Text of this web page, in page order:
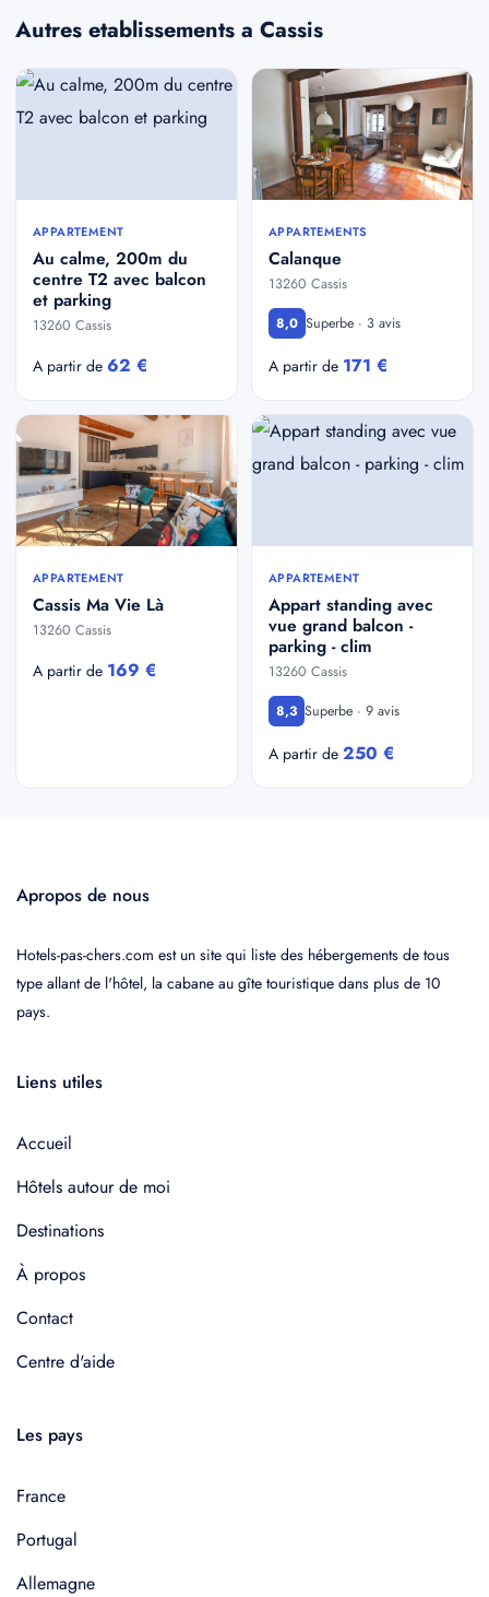
Autres etablissements a Cassis
APPARTEMENT
Au calme, 200m du
centre T2 avec balcon
et parking
13260 Cassis
A partir de 62 €
APPARTEMENTS
Calanque
13260 Cassis
8,0 Superbe · 3 avis
A partir de 171 €
APPARTEMENT
Cassis Ma Vie Là
13260 Cassis
A partir de 169 €
APPARTEMENT
Appart standing avec
vue grand balcon -
parking - clim
13260 Cassis
8,3 Superbe · 9 avis
A partir de 250 €
Apropos de nous
Hotels-pas-chers.com est un site qui liste des hébergements de tous
type allant de l'hôtel, la cabane au gîte touristique dans plus de 10
pays.
Liens utiles
Accueil
Hôtels autour de moi
Destinations
À propos
Contact
Centre d'aide
Les pays
France
Portugal
Allemagne